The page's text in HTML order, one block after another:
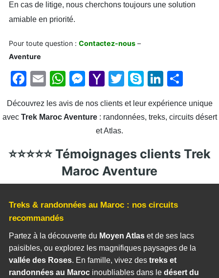
En cas de litige, nous cherchons toujours une solution
amiable en priorité.
Pour toute question : Contactez-nous–
Aventure
F
c
e
o
k
E
ai
l
W
at
s
p
p
M
s
s
n
g
er
Y
h
o
M
ai
l
T
itt
er
S
y
p
Li
k
e
n
P
ta
g
Découvrez les avis de nos clients et leur expérience unique
avec Trek Maroc Aventure: randonnées, treks, circuits désert
et Atlas.
⭐⭐⭐⭐⭐ Témoignages clients Trek
Maroc Aventure
Treks & randonnées au Maroc : nos circuits
recommandés
Partez à la découverte du Moyen Atlaset de ses lacs
paisibles, ou explorez les magnifiques paysages de la
vallée des Roses. En famille, vivez des treks et
randonnées au Marocinoubliables dans le désert du